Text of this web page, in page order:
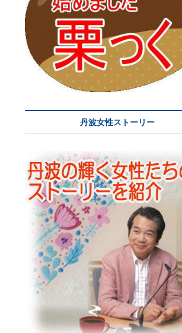
丹波女性ストーリー